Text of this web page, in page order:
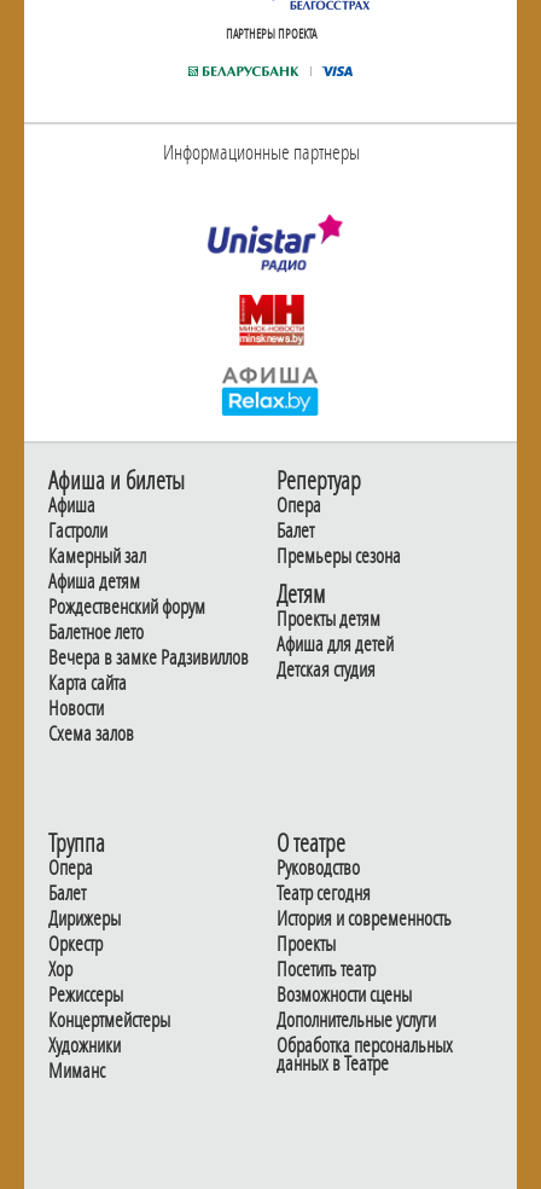
ПАРТНЕРЫ ПРОЕКТА
Информационные партнеры
Афиша и билеты
Афиша
Гастроли
Камерный зал
Афиша детям
Рождественский форум
Балетное лето
Вечера в замке Радзивиллов
Карта сайта
Новости
Схема залов
Репертуар
Опера
Балет
Премьеры сезона
Детям
Проекты детям
Афиша для детей
Детская студия
Труппа
Опера
Балет
Дирижеры
Оркестр
Хор
Режиссеры
Концертмейстеры
Художники
Миманс
О театре
Руководство
Театр сегодня
История и современность
Проекты
Посетить театр
Возможности сцены
Дополнительные услуги
Обработка персональных
данных в Театре